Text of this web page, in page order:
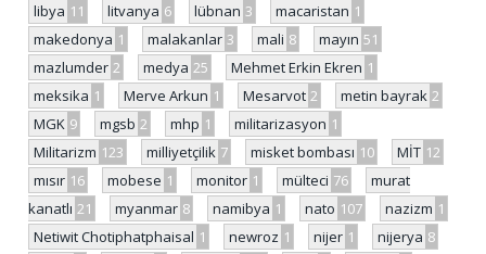
libya 11 litvanya 6 lübnan 3 macaristan 1
makedonya 1 malakanlar 3 mali 8 mayın 51
mazlumder 2 medya 25 Mehmet Erkin Ekren 1
meksika 1 Merve Arkun 1 Mesarvot 2 metin bayrak 2
MGK 9 mgsb 2 mhp 1 militarizasyon 1
Militarizm 123 milliyetçilik 7 misket bombası 10 MİT 12
mısır 16 mobese 1 monitor 1 mülteci 76
murat
kanatlı 21 myanmar 8 namibya 1 nato 107 nazizm 1
Netiwit Chotiphatphaisal 1 newroz 1 nijer 1 nijerya 8